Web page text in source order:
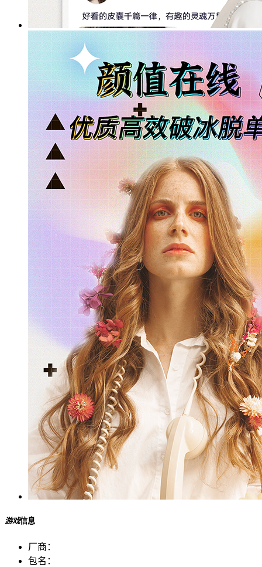
游戏信息
厂商：
包名：